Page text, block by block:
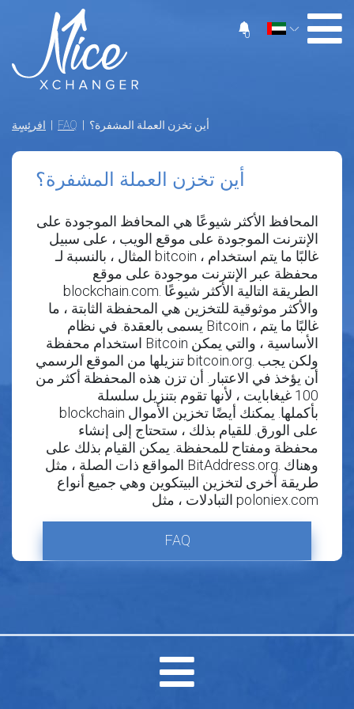
0
افرئٍسٍة FAQ | أين تخزن العملة المشفرة؟
أين تخزن العملة المشفرة؟
المحافظ الأكثر شيوعًا هي المحافظ الموجودة على
الإنترنت الموجودة على موقع الويب ، على سبيل
المثال ، بالنسبة لـ bitcoin ، غالبًا ما يتم استخدام
محفظة عبر الإنترنت موجودة على موقع
blockchain.com. الطريقة التالية الأكثر شيوعًا
والأكثر موثوقية للتخزين هي المحفظة الثابتة ، ما
يسمى بالعقدة. في نظام Bitcoin ، غالبًا ما يتم
استخدام محفظة Bitcoin الأساسية ، والتي يمكن
تنزيلها من الموقع الرسمي bitcoin.org. ولكن يجب
أن يؤخذ في الاعتبار. أن تزن هذه المحفظة أكثر من
100 غيغابايت ، لأنها تقوم بتنزيل سلسلة
blockchain بأكملها. يمكنك أيضًا تخزين الأموال
على الورق. للقيام بذلك ، ستحتاج إلى إنشاء
محفظة ومفتاح للمحفظة. يمكن القيام بذلك على
المواقع ذات الصلة ، مثل BitAddress.org. وهناك
طريقة أخرى لتخزين البيتكوين وهي جميع أنواع
التبادلات ، مثل poloniex.com
FAQ